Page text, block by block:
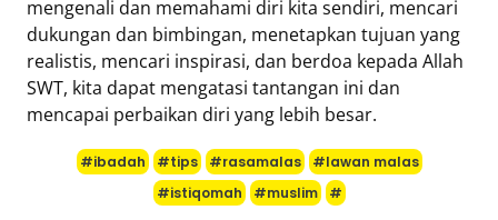
mengenali dan memahami diri kita sendiri, mencari
dukungan dan bimbingan, menetapkan tujuan yang
realistis, mencari inspirasi, dan berdoa kepada Allah
SWT, kita dapat mengatasi tantangan ini dan
mencapai perbaikan diri yang lebih besar.
#ibadah #tips #rasamalas
#lawan malas
#istiqomah
#muslim #